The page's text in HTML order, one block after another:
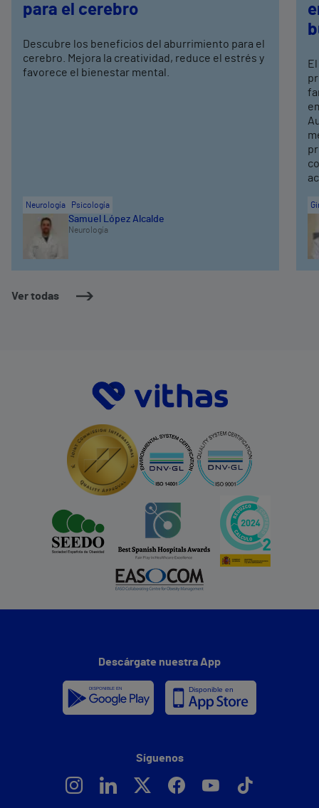
Ver todas
para el cerebro
Descubre los beneficios del aburrimiento para el
cerebro. Mejora la creatividad, reduce el estrés y
favorece el bienestar mental.
Neurología Psicología
Samuel López Alcalde
Neurología
Descárgate nuestra App
Síguenos